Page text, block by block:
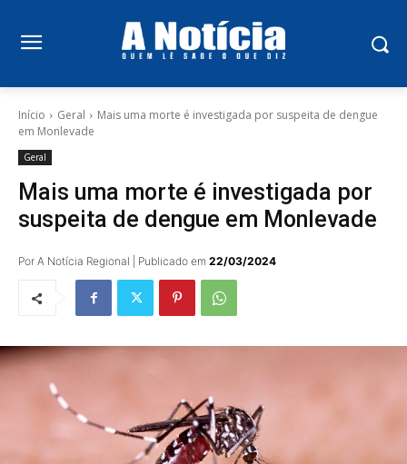
Início Geral
Mais uma morte é investigada por suspeita de dengue
em Monlevade
Geral
Mais uma morte é investigada por
suspeita de dengue em Monlevade
Por A Notícia Regional | Publicado em 22/03/2024